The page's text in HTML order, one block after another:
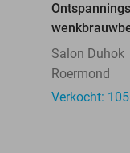
(45 of 60 min)
Salon Duhok
Roermond
Verkocht: 105